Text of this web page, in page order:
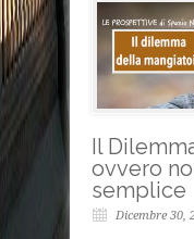
Il
ovvero
semplice
Dicembre 30,